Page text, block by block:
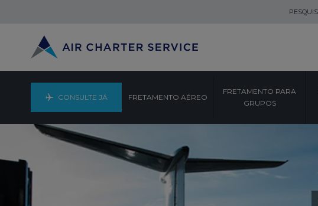
CONSULTE JÁ FRETAMENTO AÉREO
FRETAMENTO PARA
GRUPOS